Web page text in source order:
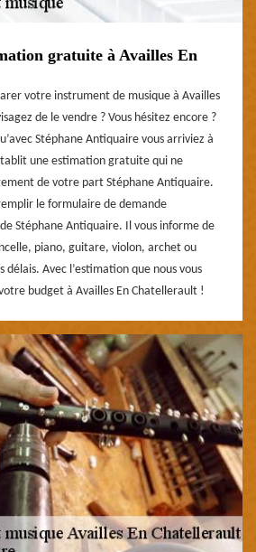
gratuite à Availles En
votre instrument de musique à Availles
de le vendre ? Vous hésitez encore ?
Stéphane Antiquaire vous arriviez à
une estimation gratuite qui ne
de votre part Stéphane Antiquaire.
le formulaire de demande
Stéphane Antiquaire. Il vous informe de
piano, guitare, violon, archet ou
délais. Avec l’estimation que nous vous
budget à Availles En Chatellerault !